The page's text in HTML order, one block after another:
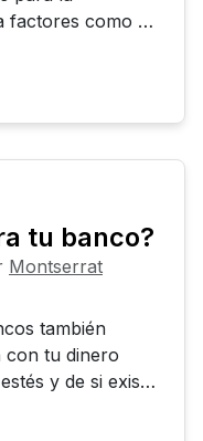
factores como el
de la
tu banco?
Montserrat
también
con tu dinero
y de si existe